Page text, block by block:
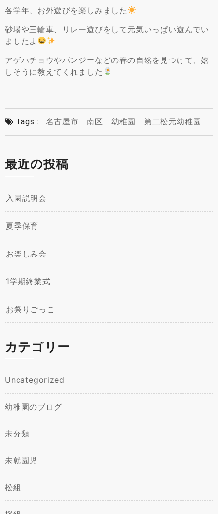
各学年、お外遊びを楽しみました
砂場や三輪車、リレー遊びをして元気いっぱい遊んでい
ましたよ
アゲハチョウやパンジーなどの春の自然を見つけて、嬉
しそうに教えてくれました
Tags : 名古屋市 南区 幼稚園 第二松元幼稚園
最近の投稿
入園説明会
夏季保育
お楽しみ会
1学期終業式
お祭りごっこ
カテゴリー
Uncategorized
幼稚園のブログ
未分類
未就園児
松組